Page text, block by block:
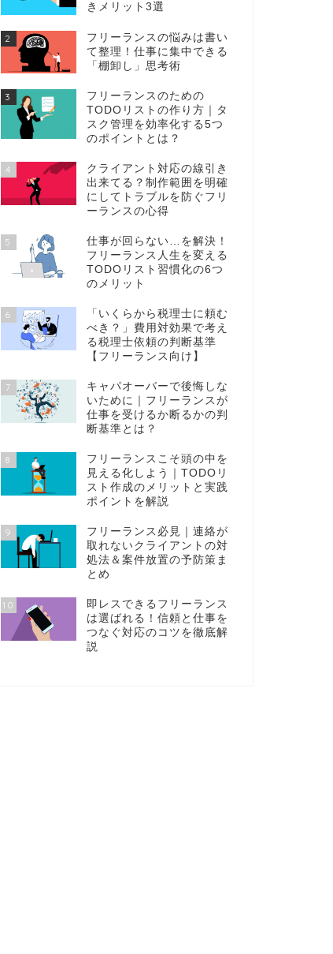
きメリット3選
2
フリーランスの悩みは書い
て整理！仕事に集中できる
「棚卸し」思考術
3
フリーランスのための
TODOリストの作り方｜タ
スク管理を効率化する5つ
のポイントとは？
4
クライアント対応の線引き
出来てる？制作範囲を明確
にしてトラブルを防ぐフリ
ーランスの心得
5
仕事が回らない…を解決！
フリーランス人生を変える
TODOリスト習慣化の6つ
のメリット
6
「いくらから税理士に頼む
べき？」費用対効果で考え
る税理士依頼の判断基準
【フリーランス向け】
7
キャパオーバーで後悔しな
いために｜フリーランスが
仕事を受けるか断るかの判
断基準とは？
8
フリーランスこそ頭の中を
見える化しよう｜TODOリ
スト作成のメリットと実践
ポイントを解説
9
フリーランス必見｜連絡が
取れないクライアントの対
処法＆案件放置の予防策ま
とめ
10
即レスできるフリーランス
は選ばれる！信頼と仕事を
つなぐ対応のコツを徹底解
説